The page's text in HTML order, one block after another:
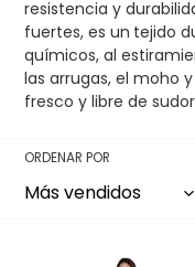
i
ó
n
resistencia y
fuertes, es un tejido
químicos, al
las arrugas, el moho
fresco y libre de
ORDENAR POR